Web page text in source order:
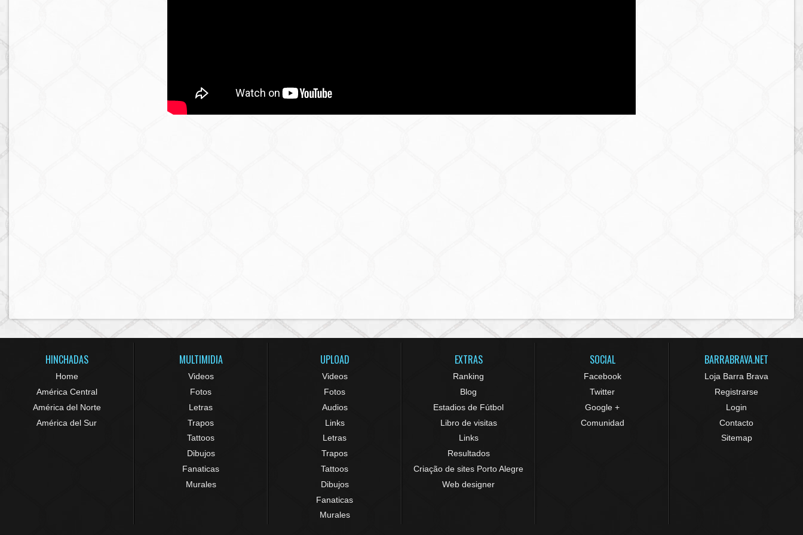
HINCHADAS
Home
América Central
América del Norte
América del Sur
MULTIMIDIA
Videos
Fotos
Letras
Trapos
Tattoos
Dibujos
Fanaticas
Murales
UPLOAD
Videos
Fotos
Audios
Links
Letras
Trapos
Tattoos
Dibujos
Fanaticas
Murales
EXTRAS
Ranking
Blog
Estadios de Fútbol
Libro de visitas
Links
Resultados
Criação de sites Porto Alegre
Web designer
SOCIAL
Facebook
Twitter
Google +
Comunidad
BARRABRAVA.NET
Loja Barra Brava
Registrarse
Login
Contacto
Sitemap